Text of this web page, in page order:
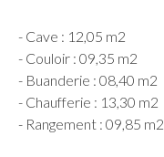
- Cave : 12,05 m2
- Couloir : 09,35 m2
- Buanderie : 08,40 m2
- Chaufferie : 13,30 m2
- Rangement : 09,85 m2